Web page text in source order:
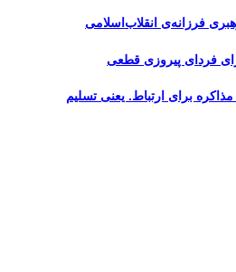
فرزانه‌ی انقلاب‌اسلامی
فردای پیروزی قطعی
برای ارتباط. یعنی تسلیم